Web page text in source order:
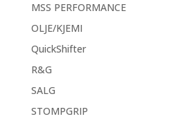
MSS PERFORMANCE
OLJE/KJEMI
QuickShifter
R&G
SALG
STOMPGRIP